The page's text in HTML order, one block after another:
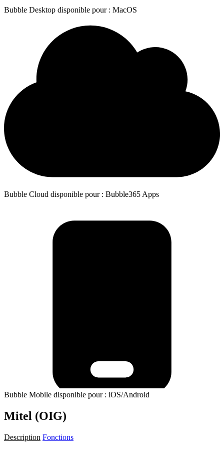
Bubble Desktop disponible pour : MacOS
Bubble Cloud disponible pour : Bubble365 Apps
Bubble Mobile disponible pour : iOS/Android
Mitel (OIG)
Description Fonctions